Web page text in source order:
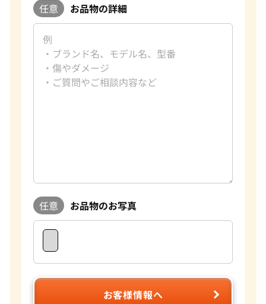
任意 お品物の詳細
任意 お品物のお写真
お客様情報へ